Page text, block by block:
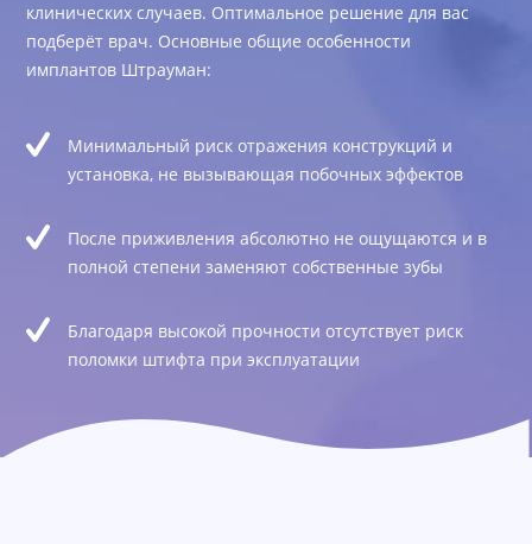
клинических случаев. Оптимальное решение для вас
подберёт врач. Основные общие особенности
имплантов Штрауман:
Минимальный риск отражения конструкций и
установка, не вызывающая побочных эффектов
После приживления абсолютно не ощущаются и в
полной степени заменяют собственные зубы
Благодаря высокой прочности отсутствует риск
поломки штифта при эксплуатации